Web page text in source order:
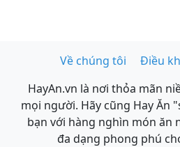
Về chúng tôi Điều
HayAn.vn là nơi thỏa mãn
mọi người. Hãy cũng Hay Ăn
bạn với hàng nghìn món ăn
đa dạng phong phú